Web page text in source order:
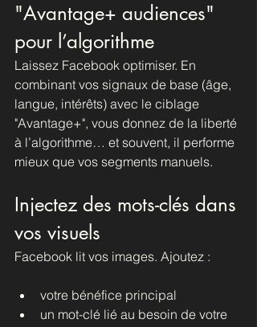
"Avantage+ audiences"
pour l’algorithme
Laissez Facebook optimiser. En
combinant vos signaux de base (âge,
langue, intérêts) avec le ciblage
"Avantage+", vous donnez de la liberté
à l’algorithme… et souvent, il performe
mieux que vos segments manuels.
Injectez des mots-clés dans
vos visuels
Facebook lit vos images. Ajoutez :
votre bénéfice principal
un mot-clé lié au besoin de votre